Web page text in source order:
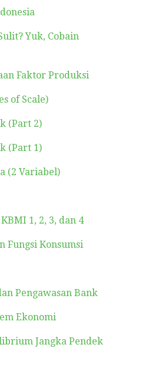
Yuk, Cobain
Faktor Produksi
of Scale)
(Part 2)
(Part 1)
(2 Variabel)
1, 2, 3, dan 4
Fungsi Konsumsi
Pengawasan Bank
Ekonomi
Jangka Pendek